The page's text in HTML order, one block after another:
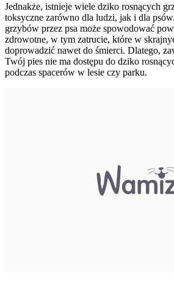
Jednakże, istnieje wiele dziko rosnących
toksyczne zarówno dla ludzi, jak i dla
grzybów przez psa może spowodować
zdrowotne, w tym zatrucie, które w
doprowadzić nawet do śmierci. Dlatego,
Twój pies nie ma dostępu do dziko
podczas spacerów w lesie czy parku.